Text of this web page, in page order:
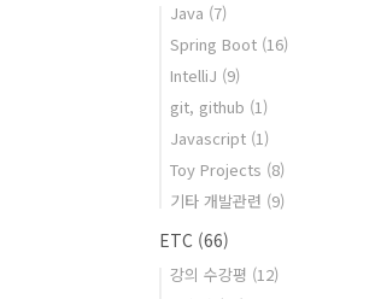
Java (7)
Spring Boot (16)
IntelliJ (9)
git, github (1)
Javascript (1)
Toy Projects (8)
기타 개발관련 (9)
ETC (66)
강의 수강평 (12)